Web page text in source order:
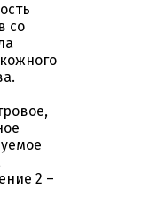
со
2 –